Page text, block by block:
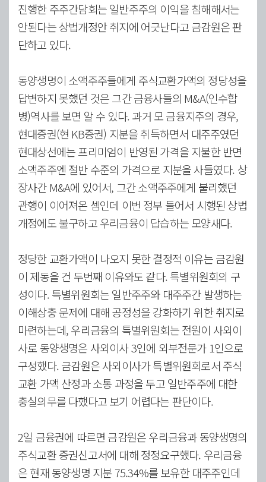
진행한 주주간담회는 일반주주의 이익을 침해해서는
안된다는 상법개정안 취지에 어긋난다고 금감원은 판
단하고 있다.
동양생명이 소액주주들에게 주식교환가액의 정당성을
답변하지 못했던 것은 그간 금융사들의 M&A(인수합
병)역사를 보면 알 수 있다. 과거 모 금융지주의 경우,
현대증권(현 KB증권) 지분을 취득하면서 대주주였던
현대상선에는 프리미엄이 반영된 가격을 지불한 반면
소액주주엔 절반 수준의 가격으로 지분을 사들였다. 상
장사간 M&A에 있어서, 그간 소액주주에게 불리했던
관행이 이어져온 셈인데 이번 정부 들어서 시행된 상법
개정에도 불구하고 우리금융이 답습하는 모양새다.
정당한 교환가액이 나오지 못한 결정적 이유는 금감원
이 제동을 건 두번째 이유와도 같다. 특별위원회의 구
성이다. 특별위원회는 일반주주와 대주주간 발생하는
이해상충 문제에 대해 공정성을 강화하기 위한 취지로
마련하는데, 우리금융의 특별위원회는 전원이 사외이
사로 동양생명은 사외이사 3인에 외부전문가 1인으로
구성했다. 금감원은 사외이사가 특별위원회로서 주식
교환 가액 산정과 소통 과정을 두고 일반주주에 대한
충실의무를 다했다고 보기 어렵다는 판단이다.
2일 금융권에 따르면 금감원은 우리금융과 동양생명의
주식교환 증권신고서에 대해 정정요구했다. 우리금융
은 현재 동양생명 지분 75.34%를 보유한 대주주인데